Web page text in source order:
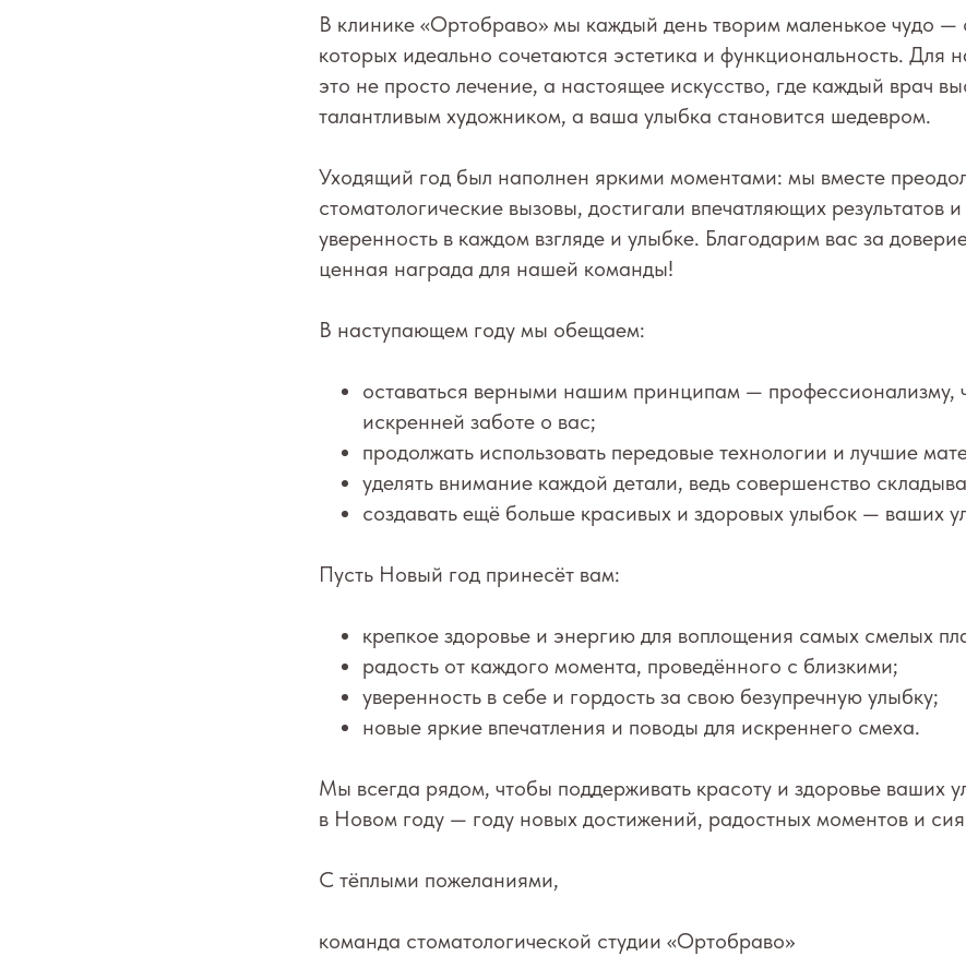
В клинике «Ортобраво» мы каждый день творим маленькое чудо —
которых идеально сочетаются эстетика и функциональность. Для
это не просто лечение, а настоящее искусство, где каждый врач
талантливым художником, а ваша улыбка становится шедевром.
Уходящий год был наполнен яркими моментами: мы вместе
стоматологические вызовы, достигали впечатляющих результатов
уверенность в каждом взгляде и улыбке. Благодарим вас за
ценная награда для нашей команды!
В наступающем году мы обещаем:
оставаться верными нашим принципам — профессионализму,
искренней заботе о вас;
продолжать использовать передовые технологии и лучшие
уделять внимание каждой детали, ведь совершенство
создавать ещё больше красивых и здоровых улыбок — ваших
Пусть Новый год принесёт вам:
крепкое здоровье и энергию для воплощения самых смелых
радость от каждого момента, проведённого с близкими;
уверенность в себе и гордость за свою безупречную улыбку;
новые яркие впечатления и поводы для искреннего смеха.
Мы всегда рядом, чтобы поддерживать красоту и здоровье ваших
в Новом году — году новых достижений, радостных моментов и
С тёплыми пожеланиями,
команда стоматологической студии «Ортобраво»